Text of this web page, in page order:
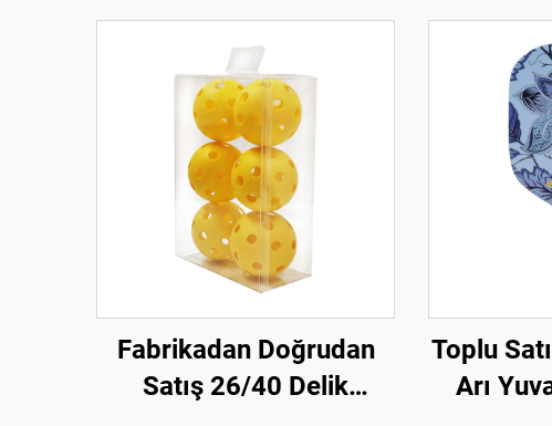
Fabrikadan Doğrudan
Satış 26/40 Delik
Toplu
Arı